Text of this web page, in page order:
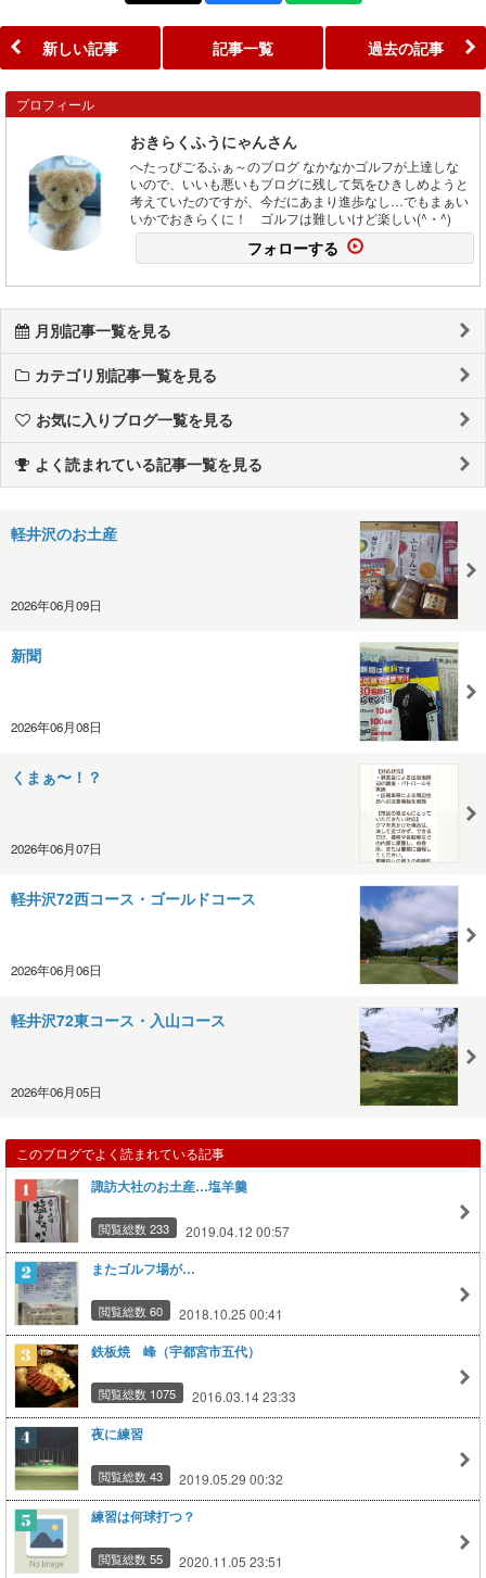
新しい記事 記事一覧 過去の記事
プロフィール
おきらくふうにゃんさん
へたっぴごるふぁ～のブログ なかなかゴルフが上達しな
いので、いいも悪いもブログに残して気をひきしめようと
考えていたのですが、今だにあまり進歩なし…でもまぁい
いかでおきらくに！ ゴルフは難しいけど楽しい(^・^)
フォローする
月別記事一覧を見る
カテゴリ別記事一覧を見る
お気に入りブログ一覧を見る
よく読まれている記事一覧を見る
軽井沢のお土産
2026年06月09日
新聞
2026年06月08日
くまぁ〜！？
2026年06月07日
軽井沢72西コース・ゴールドコース
2026年06月06日
軽井沢72東コース・入山コース
2026年06月05日
このブログでよく読まれている記事
諏訪大社のお土産…塩羊羹
閲覧総数 233 2019.04.12 00:57
またゴルフ場が…
閲覧総数 60 2018.10.25 00:41
鉄板焼 峰（宇都宮市五代）
閲覧総数 1075 2016.03.14 23:33
夜に練習
閲覧総数 43 2019.05.29 00:32
練習は何球打つ？
閲覧総数 55 2020.11.05 23:51